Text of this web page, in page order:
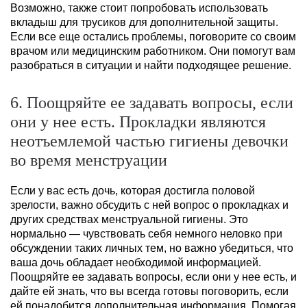
Возможно, также стоит попробовать использовать
вкладыш для трусиков для дополнительной защиты.
Если все еще остались проблемы, поговорите со своим
врачом или медицинским работником. Они помогут вам
разобраться в ситуации и найти подходящее решение.
6. Поощряйте ее задавать вопросы, если
они у нее есть. Прокладки являются
неотъемлемой частью гигиены девочки
во время менструации
Если у вас есть дочь, которая достигла половой
зрелости, важно обсудить с ней вопрос о прокладках и
других средствах менструальной гигиены. Это
нормально — чувствовать себя немного неловко при
обсуждении таких личных тем, но важно убедиться, что
ваша дочь обладает необходимой информацией.
Поощряйте ее задавать вопросы, если они у нее есть, и
дайте ей знать, что вы всегда готовы поговорить, если
ей понадобится дополнительная информация. Помогая